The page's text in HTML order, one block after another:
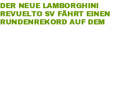
DER NEUE LAMBORGHINI
REVUELTO SV FÄHRT EINEN
RUNDENREKORD AUF DEM